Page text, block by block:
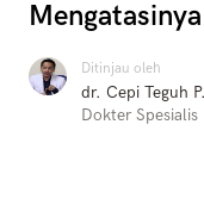
Mengatasinya
Ditinjau oleh
dr. Cepi Teguh
Dokter